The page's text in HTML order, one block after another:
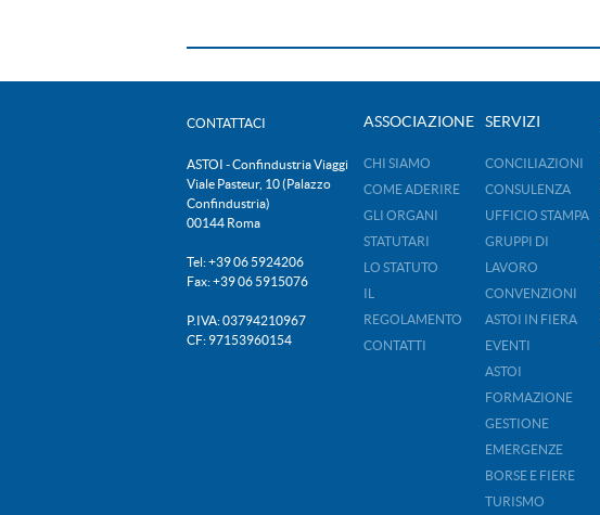
CONTATTACI
ASTOI - Confindustria Viaggi
Viale Pasteur, 10 (Palazzo
Confindustria)
00144 Roma
Tel: +39 06 5924206
Fax: +39 06 5915076
P.IVA: 03794210967
CF: 97153960154
ASSOCIAZIONE
CHI SIAMO
COME ADERIRE
GLI ORGANI
STATUTARI
LO STATUTO
REGOLAMENTO
CONTATTI
SERVIZI
CONCILIAZIONI
CONSULENZA
UFFICIO STAMPA
GRUPPI DI
LAVORO
CONVENZIONI
ASTOI IN FIERA
EVENTI
ASTOI
FORMAZIONE
GESTIONE
EMERGENZE
BORSE E FIERE
TURISMO